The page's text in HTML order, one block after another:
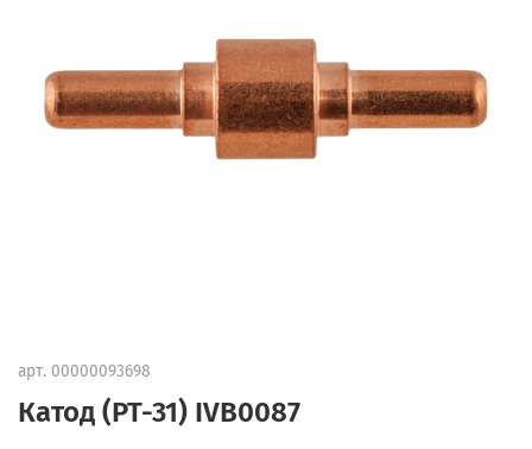
арт. 00000093698
Катод (PT-31) IVB0087